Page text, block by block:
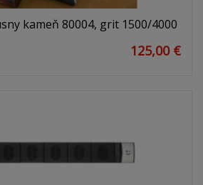
kameň 80004, grit 1500/4000
125,00 €